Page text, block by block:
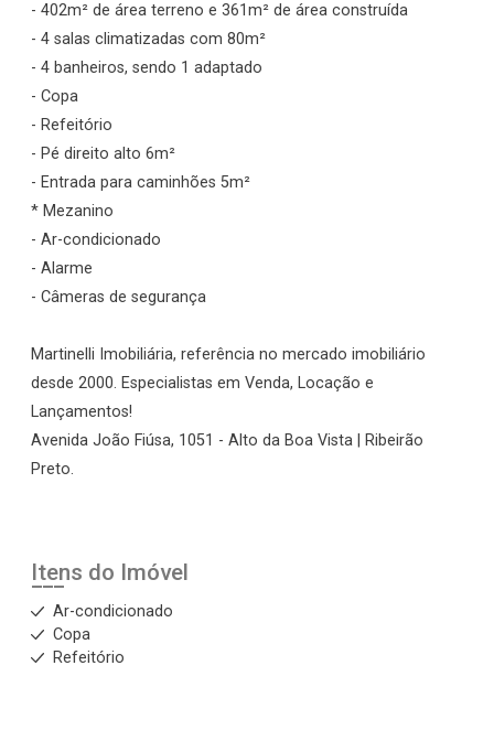
- 402m² de área terreno e 361m² de área construída
- 4 salas climatizadas com 80m²
- 4 banheiros, sendo 1 adaptado
- Copa
- Refeitório
- Pé direito alto 6m²
- Entrada para caminhões 5m²
* Mezanino
- Ar-condicionado
- Alarme
- Câmeras de segurança
Martinelli Imobiliária, referência no mercado imobiliário
desde 2000. Especialistas em Venda, Locação e
Lançamentos!
Avenida João Fiúsa, 1051 - Alto da Boa Vista | Ribeirão
Preto.
Itens do Imóvel
Ar-condicionado
Copa
Refeitório